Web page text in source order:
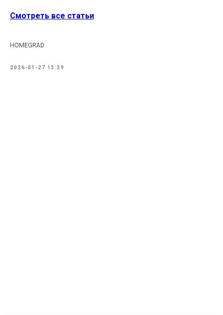
Смотреть все статьи
HOMEGRAD
2026-01-27 13:39